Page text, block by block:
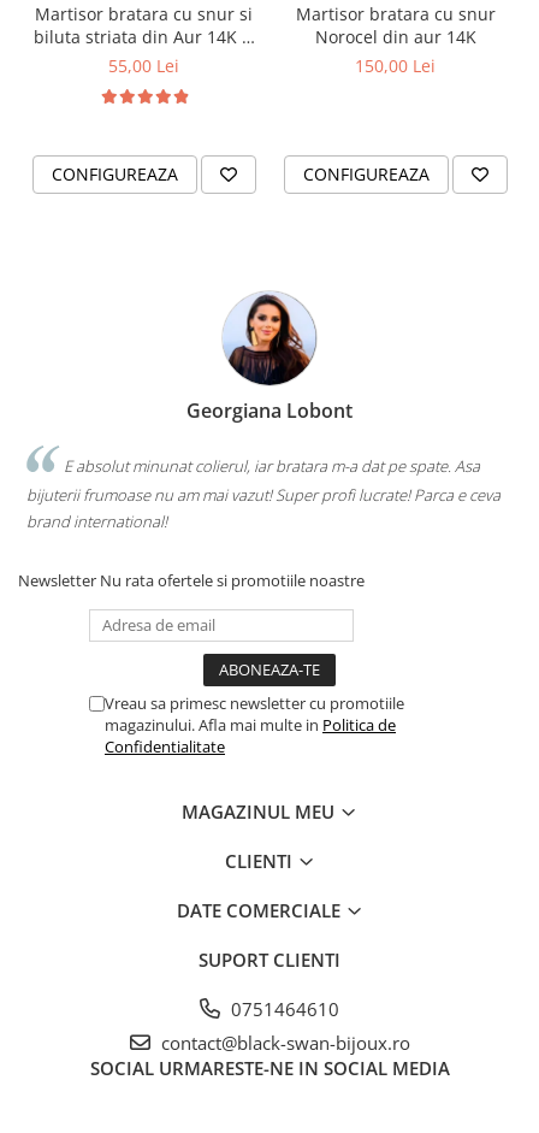
Martisor bratara cu snur si
biluta striata din Aur 14K si
perla naturala de cultura
55,00 Lei
CONFIGUREAZA
Martisor bratara cu snur
Norocel din aur 14K
150,00 Lei
CONFIGUREAZA
Georgiana Lobont
E absolut minunat colierul, iar bratara m-a dat pe spate. Asa
bijuterii frumoase nu am mai vazut! Super profi lucrate! Parca e ceva
brand international!
Newsletter Nu rata ofertele si promotiile noastre
Vreau sa primesc newsletter cu promotiile
magazinului. Afla mai multe in Politica de
Confidentialitate
MAGAZINUL MEU
CLIENTI
DATE COMERCIALE
SUPORT CLIENTI
0751464610
contact@black-swan-bijoux.ro
SOCIAL URMARESTE-NE IN SOCIAL MEDIA